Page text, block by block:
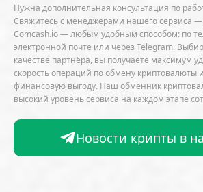
Binance
BIS Bitcoin Core
Bitfarms
Bitfinex Bitget
BitMEX
BitOK Bitwise
Bloomberg
BNB Chain
BNP
Börse Stuttgart
BTCFi Bullish
Chainalysis
Chainlink
Нужна дополнительная консультация по
Свяжитесь с менеджерами нашего сервиса
Comcash.io — любым удобным способом: по
электронной почте или через Telegram.
качестве партнёра, вы получаете максимум
скорость операций по обмену
финансовую выгоду. Наш обменник
высокий уровень сервиса на каждом этапе
Новости крипты в